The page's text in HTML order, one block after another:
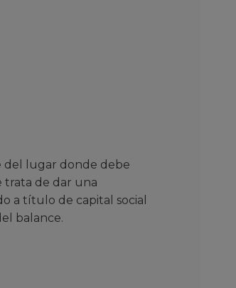
del lugar donde debe
trata de dar una
a título de capital social
balance.